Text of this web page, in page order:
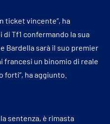
ticket vincente”, ha
Tf1 confermando la sua
Bardella sarà il suo premier
francesi un binomio di reale
ha aggiunto.
sentenza, è rimasta